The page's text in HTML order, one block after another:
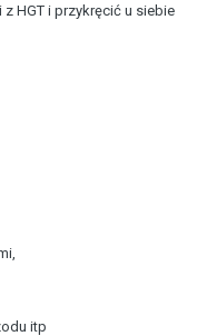
HGT i przykręcić u siebie
itp